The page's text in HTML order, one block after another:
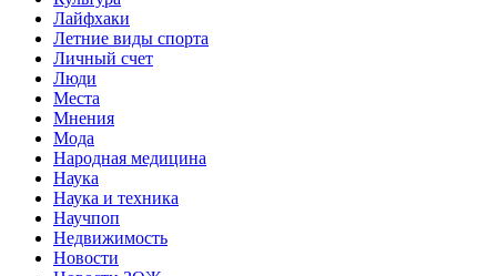
Лайфхаки
Летние виды спорта
Личный счет
Люди
Места
Мнения
Мода
Народная медицина
Наука
Наука и техника
Научпоп
Недвижимость
Новости